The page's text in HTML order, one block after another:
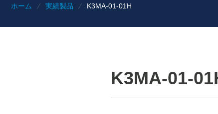
ホーム 実績製品 K3MA-01-01H
K3MA-01-